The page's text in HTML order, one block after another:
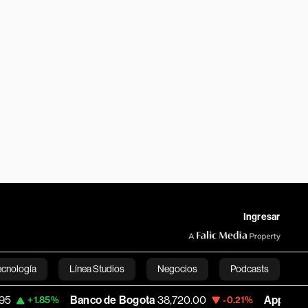
Ingresar
Línea Studios Negocios Podcasts
English
Banco de Bogota 38,720.00 -0.21% Apple 310.94